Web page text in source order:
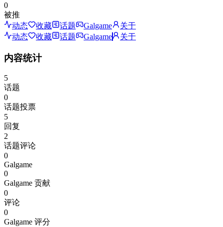
0
被推
动态
收藏 话题 Galgame
关于
动态
收藏 话题 Galgame 关于
内容统计
5
话题
0
话题投票
5
回复
2
话题评论
0
Galgame
0
Galgame 贡献
0
评论
0
Galgame 评分